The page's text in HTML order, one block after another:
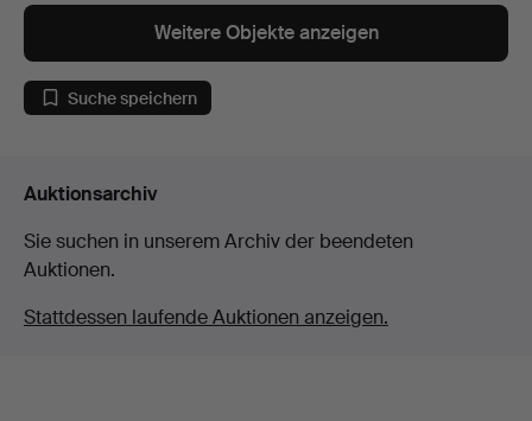
Weitere Objekte anzeigen
Suche speichern
Auktionsarchiv
Sie suchen in unserem Archiv der beendeten
Auktionen.
Stattdessen laufende Auktionen anzeigen.